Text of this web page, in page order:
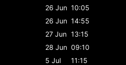
26 Jun 10:05
26 Jun 14:55
27 Jun 13:15
28 Jun 09:10
5 Jul
11:15